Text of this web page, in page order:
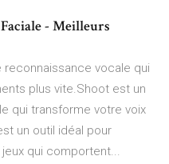
Faciale - Meilleurs
reconnaissance vocale qui
plus vite.Shoot est un
qui transforme votre voix
un outil idéal pour
qui comportent...